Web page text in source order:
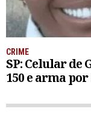
CRIME
SP: Celular de
150 e arma